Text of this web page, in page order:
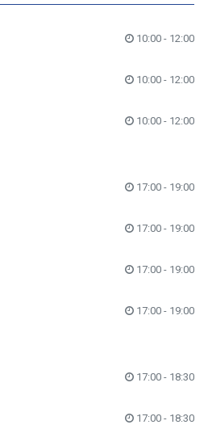
10:00 - 12:00
10:00 - 12:00
10:00 - 12:00
17:00 - 19:00
17:00 - 19:00
17:00 - 19:00
17:00 - 19:00
17:00 - 18:30
17:00 - 18:30